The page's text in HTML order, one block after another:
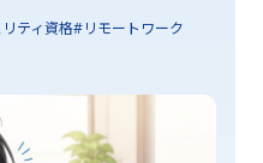
ティ資格#リモートワーク